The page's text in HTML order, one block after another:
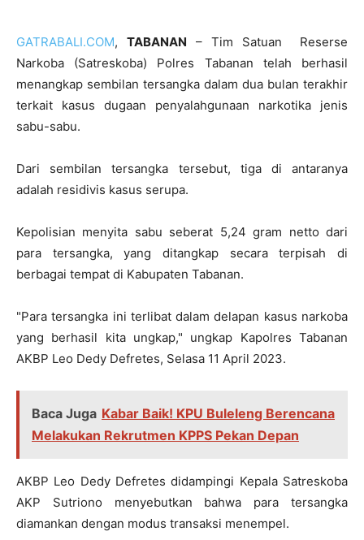
GATRABALI.COM, TABANAN – Tim Satuan Reserse
Narkoba (Satreskoba) Polres Tabanan telah berhasil
menangkap sembilan tersangka dalam dua bulan terakhir
terkait kasus dugaan penyalahgunaan narkotika jenis
sabu-sabu.
Dari sembilan tersangka tersebut, tiga di antaranya
adalah residivis kasus serupa.
Kepolisian menyita sabu seberat 5,24 gram netto dari
para tersangka, yang ditangkap secara terpisah di
berbagai tempat di Kabupaten Tabanan.
"Para tersangka ini terlibat dalam delapan kasus narkoba
yang berhasil kita ungkap," ungkap Kapolres Tabanan
AKBP Leo Dedy Defretes, Selasa 11 April 2023.
Baca Juga Kabar Baik! KPU Buleleng Berencana
Melakukan Rekrutmen KPPS Pekan Depan
AKBP Leo Dedy Defretes didampingi Kepala Satreskoba
AKP Sutriono menyebutkan bahwa para tersangka
diamankan dengan modus transaksi menempel.